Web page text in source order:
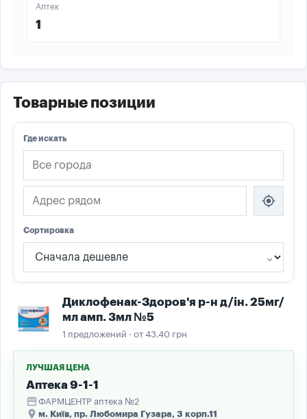
Аптек
1
Товарные позиции
Где искать
Сортировка
my_location
Диклофенак-Здоров'я р-н д/ін. 25мг/
мл амп. 3мл №5
1 предложений · от 43.40 грн
ЛУЧШАЯ ЦЕНА
Аптека 9-1-1
storefrontФАРМЦЕНТР аптека №2
place м. Київ, пр. Любомира Гузара, 3 корп.11